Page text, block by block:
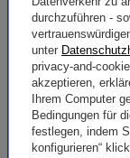
Gymnastikball 55 cm
Sport
durchzuführen -
unter
privacy-and-
akzeptieren,
Ihrem Computer
Bedingungen für
festlegen, indem
konfigurieren“